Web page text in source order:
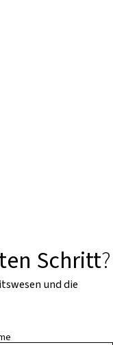
Schritt?
und die